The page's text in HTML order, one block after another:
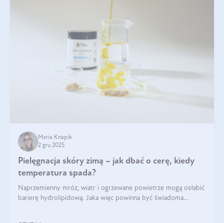
Maria Knapik
2 gru 2025
Pielęgnacja skóry zimą – jak dbać o cerę, kiedy
temperatura spada?
Naprzemienny mróz, wiatr i ogrzewane powietrze mogą osłabić
barierę hydrolipidową. Jaka więc powinna być świadoma